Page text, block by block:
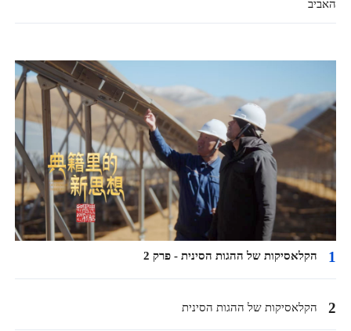
האביב
1 הקלאסיקות של ההגות הסינית - פרק 2
2 הקלאסיקות של ההגות הסינית